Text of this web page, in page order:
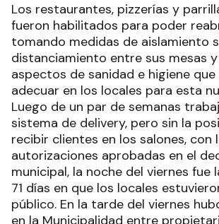
Los restaurantes, pizzerías y
fueron habilitados para poder
tomando medidas de aislamiento
distanciamiento entre sus mesas
aspectos de sanidad e higiene
adecuar en los locales para esta
Luego de un par de semanas
sistema de delivery, pero sin la
recibir clientes en los salones, con
autorizaciones aprobadas en el
municipal, la noche del viernes fue
71 días en que los locales
público. En la tarde del viernes